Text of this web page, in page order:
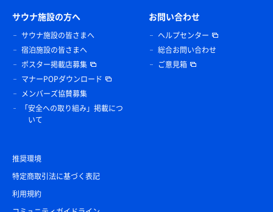
サウナ施設の方へ
サウナ施設の皆さまへ
宿泊施設の皆さまへ
ポスター掲載店募集
マナーPOPダウンロード
メンバーズ協賛募集
「安全への取り組み」掲載につ
いて
お問い合わせ
ヘルプセンター
総合お問い合わせ
ご意見箱
推奨環境
特定商取引法に基づく表記
利用規約